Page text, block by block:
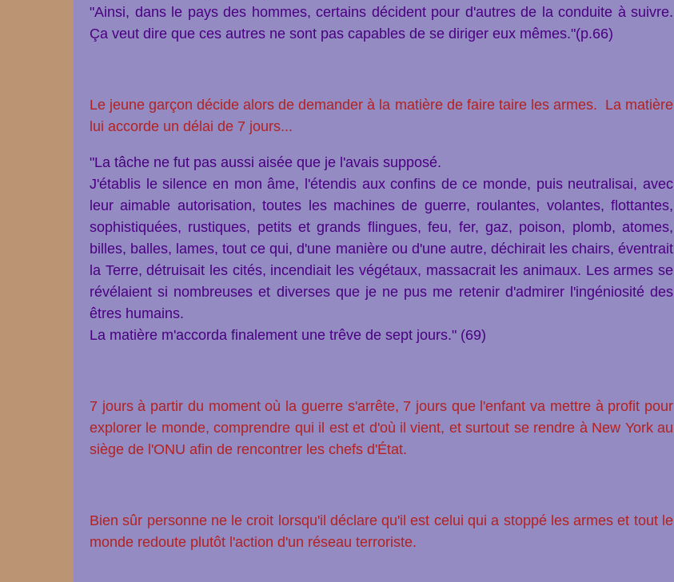
"Ainsi, dans le pays des hommes, certains décident pour d'autres de la conduite à suivre.
Ça veut dire que ces autres ne sont pas capables de se diriger eux mêmes."(p.66)
Le jeune garçon décide alors de demander à la matière de faire taire les armes. La matière
lui accorde un délai de 7 jours...
"La tâche ne fut pas aussi aisée que je l'avais supposé.
J'établis le silence en mon âme, l'étendis aux confins de ce monde, puis neutralisai, avec
leur aimable autorisation, toutes les machines de guerre, roulantes, volantes, flottantes,
sophistiquées, rustiques, petits et grands flingues, feu, fer, gaz, poison, plomb, atomes,
billes, balles, lames, tout ce qui, d'une manière ou d'une autre, déchirait les chairs, éventrait
la Terre, détruisait les cités, incendiait les végétaux, massacrait les animaux. Les armes se
révélaient si nombreuses et diverses que je ne pus me retenir d'admirer l'ingéniosité des
êtres humains.
La matière m'accorda finalement une trêve de sept jours." (69)
7 jours à partir du moment où la guerre s'arrête, 7 jours que l'enfant va mettre à profit pour
explorer le monde, comprendre qui il est et d'où il vient, et surtout se rendre à New York au
siège de l'ONU afin de rencontrer les chefs d'État.
Bien sûr personne ne le croit lorsqu'il déclare qu'il est celui qui a stoppé les armes et tout le
monde redoute plutôt l'action d'un réseau terroriste.